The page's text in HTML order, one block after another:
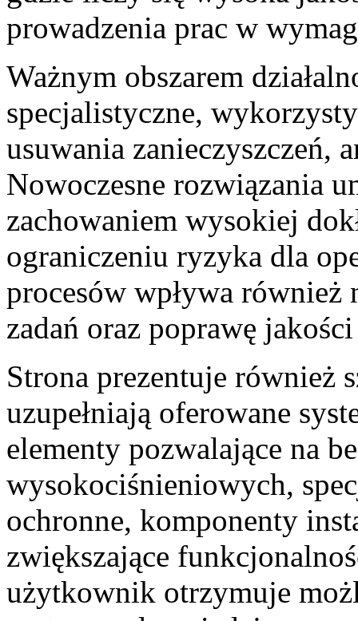
prowadzenia prac w
Ważnym obszarem
specjalistyczne,
usuwania zanieczyszczeń,
Nowoczesne rozwiązania
zachowaniem wysokiej
ograniczeniu ryzyka dla
procesów wpływa również
zadań oraz poprawę
Strona prezentuje również
uzupełniają oferowane
elementy pozwalające na
wysokociśnieniowych,
ochronne, komponenty
zwiększające
użytkownik otrzymuje